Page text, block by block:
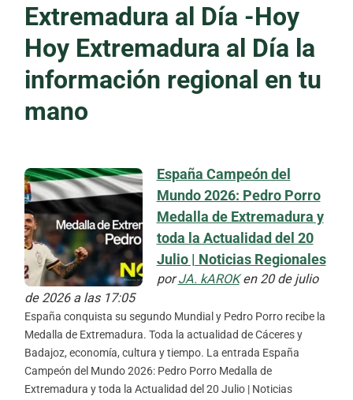
Extremadura al Día -Hoy
Hoy Extremadura al Día la
información regional en tu
mano
España Campeón del
Mundo 2026: Pedro Porro
Medalla de Extremadura y
toda la Actualidad del 20
Julio | Noticias Regionales
porJA. kAROKen 20 de julio
de 2026 a las 17:05
España conquista su segundo Mundial y Pedro Porro recibe la
Medalla de Extremadura. Toda la actualidad de Cáceres y
Badajoz, economía, cultura y tiempo. La entrada España
Campeón del Mundo 2026: Pedro Porro Medalla de
Extremadura y toda la Actualidad del 20 Julio | Noticias